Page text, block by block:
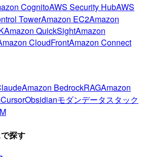
CognitoAWS Security HubAWS
TowerAmazon EC2Amazon
Amazon QuickSightAmazon
CloudFrontAmazon Connect
Amazon BedrockRAGAmazon
CursorObsidianモダンデータスタック
探す